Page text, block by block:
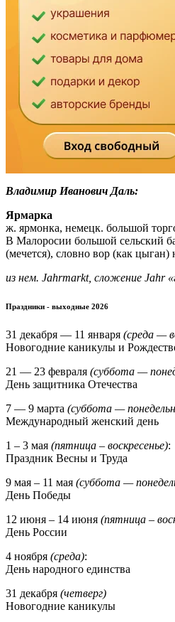
Владимир Иванович Даль:
Ярмарка
ж. ярмонка, немецк. большой
В Малоросии большой сельский
(мечется), словно вор (как
из нем. Jahrmarkt, сложение Jahr
Праздники - выходные 2026
31 декабря — 11 января (среда —
Новогодние каникулы и
21 — 23 февраля (суббота —
День защитника Отечества
7 — 9 марта (суббота —
Международный женский день
1 – 3 мая (пятница – воскресенье):
Праздник Весны и Труда
9 мая – 11 мая (суббота —
День Победы
12 июня – 14 июня (пятница –
День России
4 ноября (среда):
День народного единства
31 декабря (четверг)
Новогодние каникулы